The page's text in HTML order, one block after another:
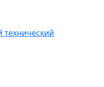
технический